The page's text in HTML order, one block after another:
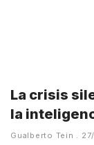
La crisis
la
Gualberto Tein